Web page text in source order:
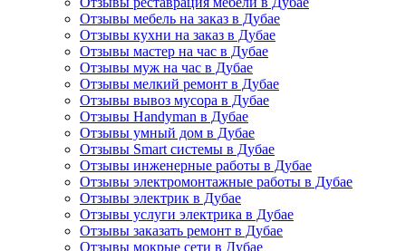
Отзывы мебель на заказ в Дубае
Отзывы кухни на заказ в Дубае
Отзывы мастер на час в Дубае
Отзывы муж на час в Дубае
Отзывы мелкий ремонт в Дубае
Отзывы вывоз мусора в Дубае
Отзывы Handyman в Дубае
Отзывы умный дом в Дубае
Отзывы Smart системы в Дубае
Отзывы инженерные работы в Дубае
Отзывы электромонтажные работы в Дубае
Отзывы электрик в Дубае
Отзывы услуги электрика в Дубае
Отзывы заказать ремонт в Дубае
Отзывы мокрые сети в Дубае